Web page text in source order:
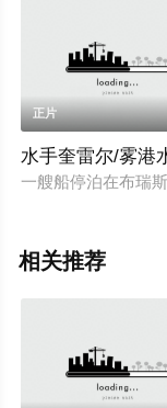
正片
水手奎雷尔/雾港
一艘船停泊在布瑞
相关推荐